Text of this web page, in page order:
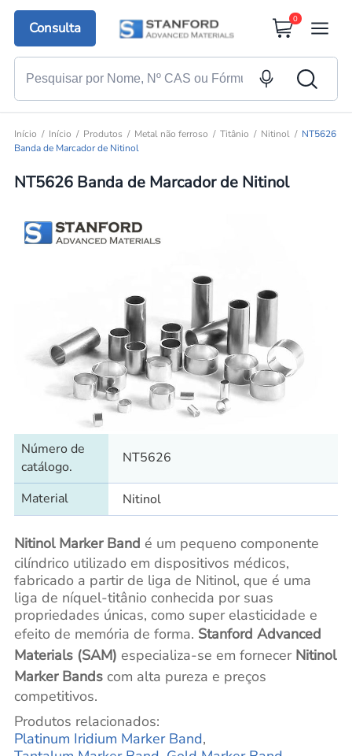
Consulta
0
Início Início Produtos Metal não ferroso Titânio Nitinol
NT5626
Banda de Marcador de Nitinol
NT5626 Banda de Marcador de Nitinol
Número de
catálogo.
NT5626
Material Nitinol
Nitinol Marker Band é um pequeno componente
cilíndrico utilizado em dispositivos médicos,
fabricado a partir de liga de Nitinol, que é uma
liga de níquel-titânio conhecida por suas
propriedades únicas, como super elasticidade e
efeito de memória de forma. Stanford Advanced
Materials (SAM) especializa-se em fornecer Nitinol
Marker Bandscom alta pureza e preços
competitivos.
Produtos relacionados:
Platinum Iridium Marker Band,